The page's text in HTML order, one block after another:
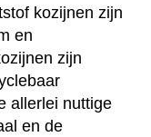
kozijnen zijn
en
zijn
allerlei nuttige
en de